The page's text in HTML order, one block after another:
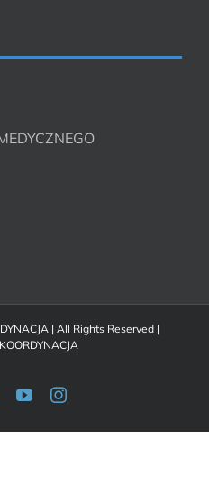
| All Rights Reserved |
KOORDYNACJA
YouTubeInstagram